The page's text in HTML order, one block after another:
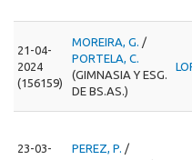
21-04-
2024
(156159)
MOREIRA, G. /
PORTELA, C.
(GIMNASIA Y ESG.
DE BS.AS.)
23-03-
PEREZ, P. /